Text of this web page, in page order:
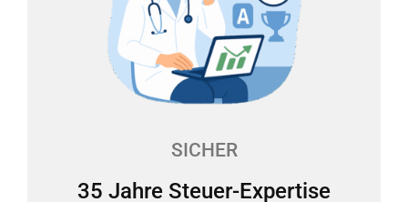
SICHER
35 Jahre Steuer-Expertise
Vermeiden Sie böse Überraschungen in
Betriebsprüfungen durch professionelle
Unterstützung. Wir sind mit unserem mehrfach
ausgezeichneten Team seit über 35 Jahren als